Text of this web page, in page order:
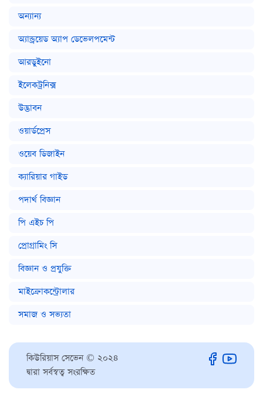
অন্যান্য
অ্যান্ড্রয়েড অ্যাপ ডেভেলপমেন্ট
আরডুইনো
ইলেকট্রনিক্স
উদ্ভাবন
ওয়ার্ডপ্রেস
ওয়েব ডিজাইন
ক্যারিয়ার গাইড
পদার্থ বিজ্ঞান
পি এইচ পি
প্রোগ্রামিং সি
বিজ্ঞান ও প্রযুক্তি
মাইক্রোকন্ট্রোলার
সমাজ ও সভ্যতা
কিউরিয়াস সেভেন © ২০২৪
দ্বারা সর্বস্বত্ব সংরক্ষিত